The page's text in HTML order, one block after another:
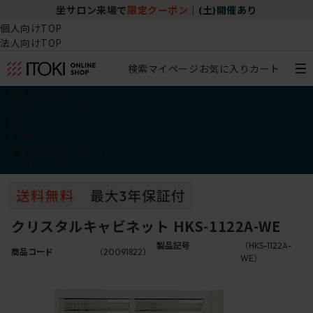
坐サロン来場で 限定クーポン (土)開催あり
個人向けTOP
法人向けTOP
検索マイページ お気に入り カート
クリスタルキャビネット HKS-1122A-WE
商品コード （20091822）
製品記号
（HKS-1122A-
WE）